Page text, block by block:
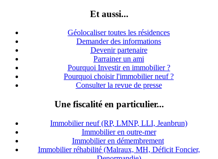
Et aussi...
Géolocaliser toutes les résidences
Demander des informations
Devenir partenaire
Parrainer un ami
Pourquoi Investir en immobilier ?
Pourquoi choisir l'immobilier neuf ?
Consulter la revue de presse
Une fiscalité en particulier...
Immobilier neuf (RP, LMNP, LLI, Jeanbrun)
Immobilier en outre-mer
Immobilier en démembrement
Immobilier réhabilité (Malraux, MH, Déficit Foncier,